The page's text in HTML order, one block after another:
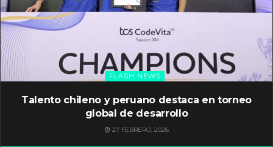
FLASH NEWS
Talento chileno y peruano destaca en torneo
global de desarrollo
27 FEBRERO, 2026